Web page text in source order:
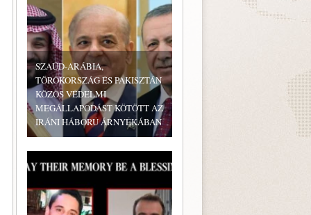
SZAÚD-ARÁBIA,
TÖRÖKORSZÁG ÉS PAKISZTÁN
KÖZÖS VÉDELMI
MEGÁLLAPODÁST KÖTÖTT AZ
IRÁNI HÁBORÚ ÁRNYÉKÁBAN